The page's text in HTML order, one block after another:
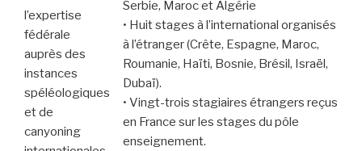
l’expertise
fédérale
auprès des
instances
spéléologiques
et de
canyoning
Serbie, Maroc et Algérie
• Huit stages à l’international organisés
à l’étranger (Crête, Espagne, Maroc,
Roumanie, Haïti, Bosnie, Brésil, Israël,
Dubaï).
• Vingt-trois stagiaires étrangers reçus
en France sur les stages du pôle
enseignement.